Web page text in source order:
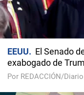
EEUU
El Senado
exabogado de
Por REDACCIÓN/